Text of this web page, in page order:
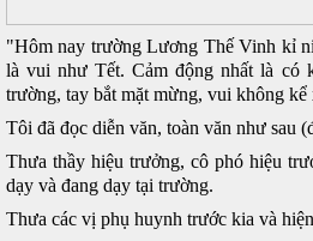
"Hôm nay trường Lương Thế Vinh kỉ
là vui như Tết. Cảm động nhất là có
trường, tay bắt mặt mừng, vui không
Tôi đã đọc diễn văn, toàn văn như sau
Thưa thầy hiệu trưởng, cô phó hiệu
dạy và đang dạy tại trường.
Thưa các vị phụ huynh trước kia và